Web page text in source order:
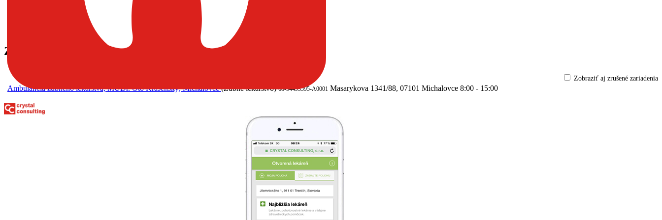
54493595
Masarykova 1340/88, 07101 Michalovce
Zdravotnícke zariadenia
Zobraziť aj zrušené zariadenia
Ambulancia zubného lekárstva, MUDr. Oto Krásenský, Michalovce(Zubné lekárstvo) 68-54493595-A0001 Masarykova 1341/88, 07101 Michalovce 8:00 - 15:00